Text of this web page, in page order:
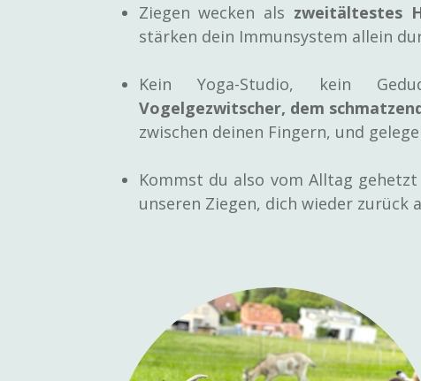
Ziegen wecken als zweitältestes
stärken dein Immunsystem allein
Kein Yoga-Studio, kein
Vogelgezwitscher, dem
zwischen deinen Fingern, und
Kommst du also vom Alltag
unseren Ziegen, dich wieder zurück